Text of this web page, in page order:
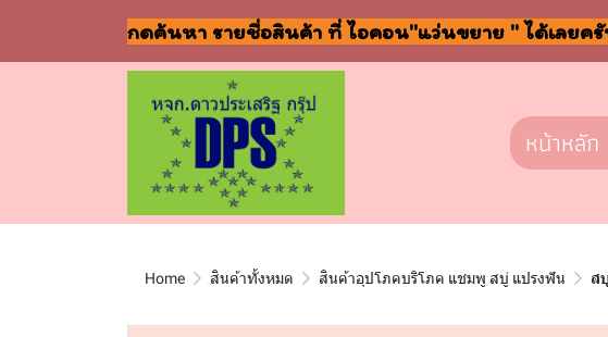
กดค้นหา รายชื่อสินค้า ที่ ไอคอน"แว่นขยาย " ได้เลยค
หน้าหลัก
Home สินค้าทั้งหมด สินค้าอุปโภคบริโภค แชมพู สบู่ แปรงฟัน ส